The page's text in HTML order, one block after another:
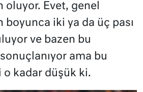
oluyor. Evet, genel
iki ya da üç pası
ve bazen bu
ama bu
kadar düşük ki.